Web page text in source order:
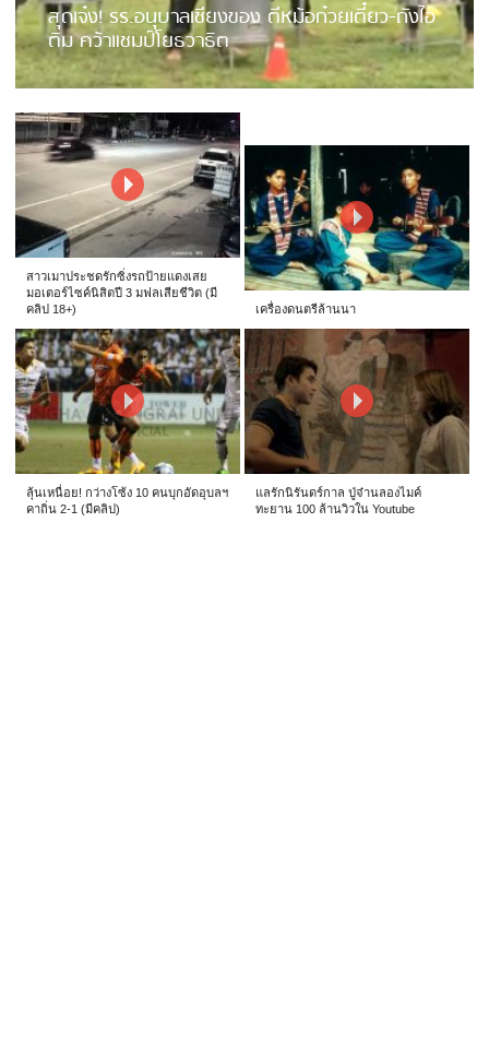
สุดเจ๋ง! รร.อนุบาลเชียงของ ตีหม้อก๋วยเตี๋ยว-ถังไอ
ติม คว้าแชมป์โยธวาธิต
สาวเมาประชดรักซิ่งรถป้ายแดงเสย
มอเตอร์ไซค์นิสิตปี 3 มฟลเสียชีวิต (มี
คลิป 18+)
เครื่องดนตรีล้านนา
ลุ้นเหนื่อย! กว่างโซ้ง 10 คนบุกอัดอุบลฯ
คาถิ่น 2-1 (มีคลิป)
แลรักนิรันดร์กาล ปู่จ๋านลองไมค์
ทะยาน 100 ล้านวิวใน Youtube